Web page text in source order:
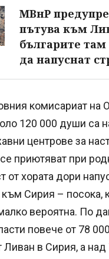
МВнР
пътува към
българите там
да напуснат
комисариат на
120 000 души са
центрове за
приютяват при
от хората дори
към Сирия – посока,
вероятна. По
повече от 78
Ливан в Сирия, а